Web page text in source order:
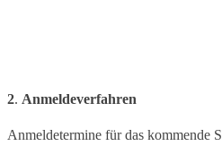
2. Anmeldeverfahren
Anmeldetermine für das kommende